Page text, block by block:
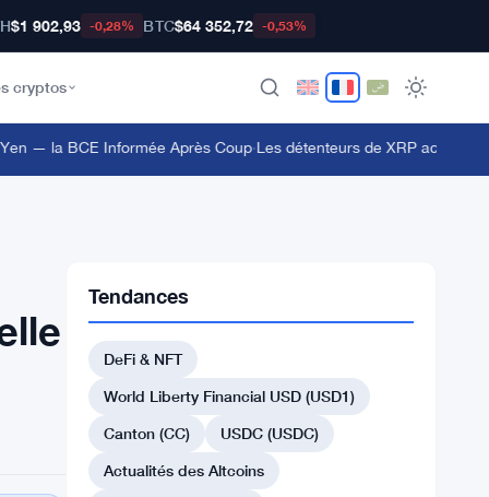
$1 902,93 -0,28% BTC$64 352,72 -0,53%
cryptos
— la BCE Informée Après Coup·Les détenteurs de XRP accèdent
Tendances
DeFi & NFT
World Liberty Financial USD (USD1)
Canton (CC)
USDC (USDC)
Actualités des Altcoins